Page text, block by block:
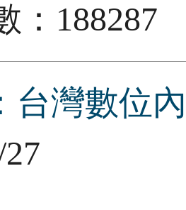
：
台灣數位